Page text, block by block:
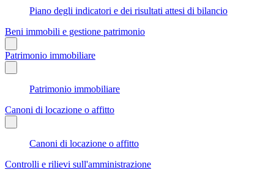
Piano degli indicatori e dei risultati attesi di bilancio
Beni immobili e gestione patrimonio
Patrimonio immobiliare
Patrimonio immobiliare
Canoni di locazione o affitto
Canoni di locazione o affitto
Controlli e rilievi sull'amministrazione